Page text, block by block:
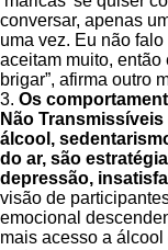
conversar, apenas
uma vez. Eu não
aceitam muito,
brigar”, afirma outro
3. Os
Não
álcool,
do ar, são
depressão,
visão de
emocional
mais acesso a